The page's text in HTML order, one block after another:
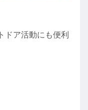
ドア活動にも便利